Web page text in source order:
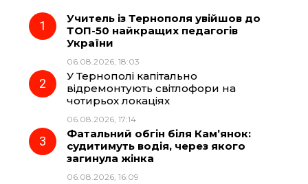
e
o
k
e
r
a
m
t
A
Учитель із Тернополя увійшов до
ТОП-50 найкращих педагогів
України
06.08.2026, 18:03
У Тернополі капітально
відремонтують світлофори на
чотирьох локаціях
06.08.2026, 17:14
Фатальний обгін біля Кам’янок:
судитимуть водія, через якого
загинула жінка
06.08.2026, 16:09